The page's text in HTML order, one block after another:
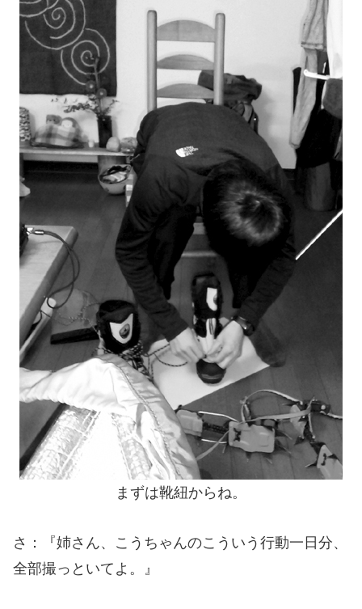
まずは靴紐からね。
さ：『姉さん、こうちゃんのこういう行動一日分、
全部撮っといてよ。』